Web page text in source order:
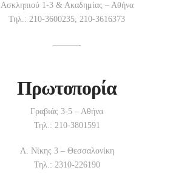
Ασκληπιού 1-3 & Ακαδημίας – Αθήνα
Τηλ.: 210-3600235, 210-3616373
———-
Πρωτοπορία
Γραβιάς 3-5 – Αθήνα
Τηλ.: 210-3801591
Λ. Νίκης 3 – Θεσσαλονίκη
Τηλ.: 2310-226190